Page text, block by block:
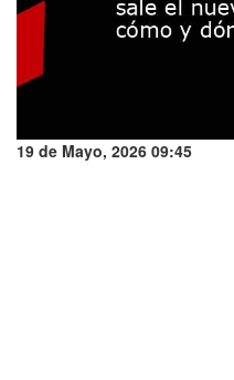
19 de Mayo, 2026 09:45